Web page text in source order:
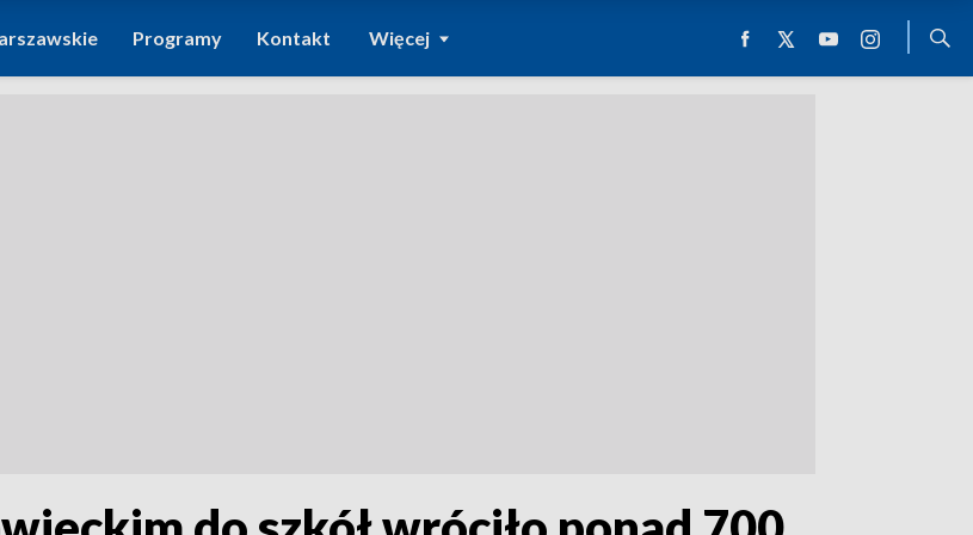
Programy Kontakt Więcej